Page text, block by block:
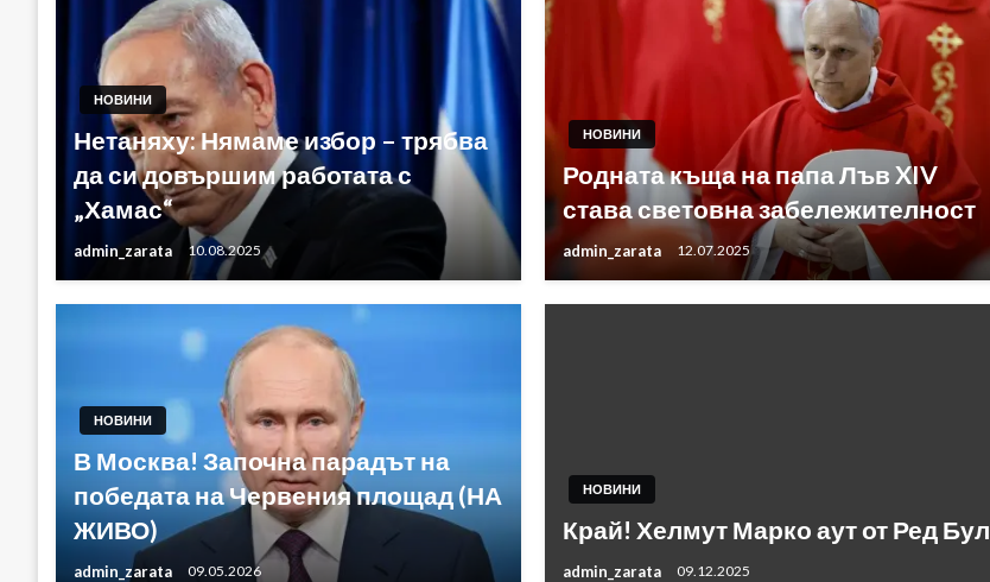
НОВИНИ
Нетаняху: Нямаме избор – трябва
да си довършим работата с
„Хамас“
admin_zarata 10.08.2025
НОВИНИ
Родната къща на папа Лъв XIV
става световна забележителност
admin_zarata 12.07.2025
НОВИНИ
В Москва! Започна парадът на
победата на Червения площад (НА
ЖИВО)
admin_zarata 09.05.2026
НОВИНИ
Край! Хелмут Марко аут от Ред Бул
admin_zarata 09.12.2025